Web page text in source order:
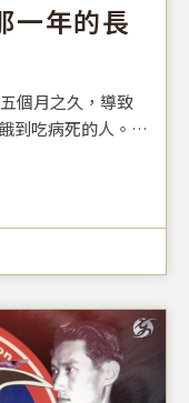
一年的長
個月之久，導致
到吃病死的人。曹
奈出不去長春，於